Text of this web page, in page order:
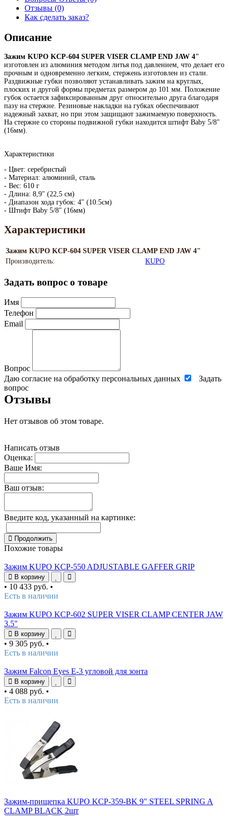
Отзывы (0)
Как сделать заказ?
Описание
Зажим KUPO KCP-604 SUPER VISER CLAMP END JAW 4"
изготовлен из алюминия методом литья под давлением, что делает его
прочным и одновременно легким, стержень изготовлен из стали.
Раздвижные губки позволяют устанавливать зажим на круглых,
плоских и другой формы предметах размером до 101 мм. Положение
губок остается зафиксированным друг относительно друга благодаря
пазу на стержне. Резиновые накладки на губках обеспечивают
надежный захват, но при этом защищают зажимаемую поверхность.
На стержне со стороны подвижной губки находится штифт Baby 5/8"
(16мм).
Характеристики
- Цвет: серебристый
- Материал: алюминий, сталь
- Вес: 610 г
- Длина: 8,9" (22,5 см)
- Диапазон хода губок: 4" (10.5см)
- Штифт Baby 5/8" (16мм)
Характеристики
Зажим KUPO KCP-604 SUPER VISER CLAMP END JAW 4"
Производитель:
KUPO
Задать вопрос о товаре
Имя
Телефон
Email
Вопрос
Даю согласие на обработку персональных данных
Задать
вопрос
Отзывы
Нет отзывов об этом товаре.
Написать отзыв
Оценка:
Ваше Имя:
Ваш отзыв:
Введите код, указанный на картинке:
Продолжить
Похожие товары
Зажим KUPO KCP-550 ADJUSTABLE GAFFER GRIP
В корзину
• 10 433 руб. •
Есть в наличии
Зажим KUPO KCP-602 SUPER VISER CLAMP CENTER JAW
3.5"
В корзину
• 9 305 руб. •
Есть в наличии
Зажим Falcon Eyes E-3 угловой для зонта
В корзину
• 4 088 руб. •
Есть в наличии
Зажим-прищепка KUPO KCP-359-BK 9" STEEL SPRING A
CLAMP BLACK 2шт